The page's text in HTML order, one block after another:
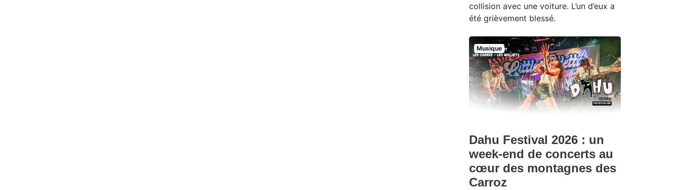
collision avec une voiture. L’un d’eux a
été grièvement blessé.
Musique
Dahu Festival 2026 : un
week-end de concerts au
cœur des montagnes des
Carroz